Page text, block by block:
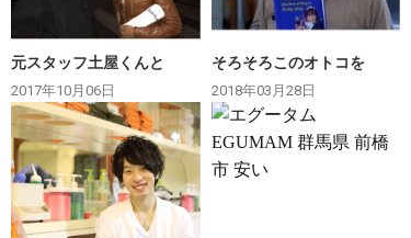
元スタッフ土屋くんと
2017年10月06日
そろそろこのオトコを
2018年03月28日